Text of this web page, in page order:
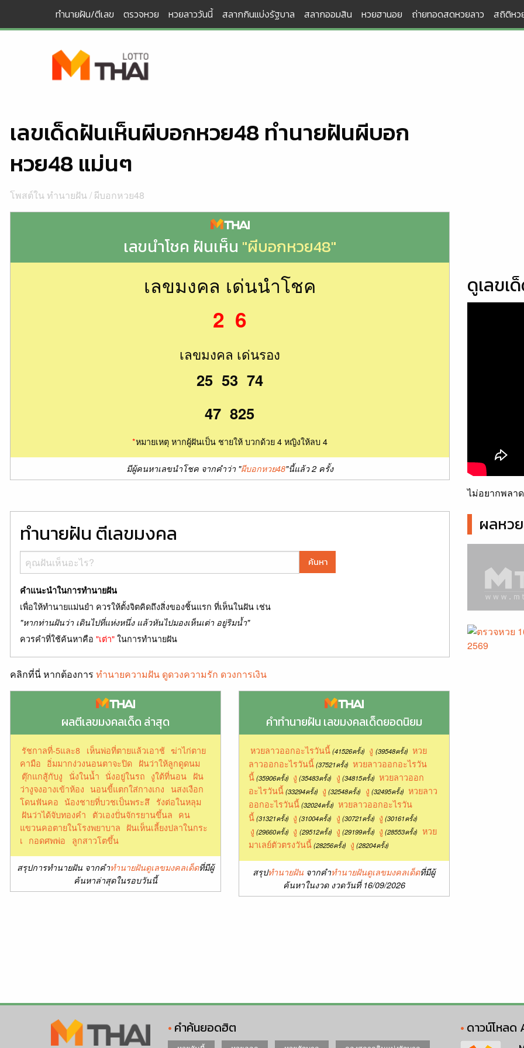
content
ทำนายฝัน/ตีเลข ตรวจหวย หวยลาววันนี้ สลากกินแบ่งรัฐบาล สลากออมสิน หวยฮานอย ถ่ายทอดสดหวยลาว สถิติหว
เลขเด็ดฝันเห็นผีบอกหวย48 ทำนายฝันผีบอก
หวย48 แม่นๆ
โพสต์ใน ทำนายฝัน/ ผีบอกหวย48
เลขนำโชค ฝันเห็น "ผีบอกหวย48"
เลขมงคล เด่นนำโชค
2 6
เลขมงคล เด่นรอง
25 53 74
47 825
*หมายเหตุ หากผู้ฝันเป็น ชายให้ บวกด้วย 4 หญิงให้ลบ 4
มีผู้คนหาเลขนำโชค จากคำว่า "ผีบอกหวย48"นี้แล้ว 2 ครั้ง
ทำนายฝัน ตีเลขมงคล
ค้นหา
คำแนะนำในการทำนายฝัน
เพื่อให้ทำนายแม่นยำ ควรให้ตั้งจิตคิดถึงสิ่งของชิ้นแรก ที่เห็นในฝัน เช่น
"หากท่านฝันว่า เดินไปที่แห่งหนึ่ง แล้วหันไปมองเห็นเต่า อยู่ริมน้ำ"
ควรคำที่ใช้ค้นหาคือ "เต่า"ในการทำนายฝัน
คลิกที่นี่ หากต้องการ ทำนายความฝัน ดูดวงความรัก ดวงการเงิน
ผลตีเลขมงคลเด็ด ล่าสุด
รัชกาลที่-5และ8 เห็นพ่อที่ตายแล้วเอาช้ ฆ่าไก่ตาย
คามือ อิ่มมากง่วงนอนตาจะปิด ฝันว่าให้ลูกดูดนม
ตุ๊กแกสู้กับงู
นั่งในน้ำ นั่งอยู่ในรถ งูใต้ที่นอน ฝัน
ว่างูจงอางเข้าห้อง นอนขี้แตกใส่กางเกง
นสงเงือก
โดนฟันคอ น้องชายที่บวชเป็นพระสึ รังต่อในหลุม
ฝันว่าได้จับทองคำ
ตัวเองปั่นจักรยานขึ้นล คน
แขวนคอตายในโรงพยาบาล ฝันเห็นเลี้ยงปลาในกระ
เ กอดศพพ่อ ลูกสาวโตขึ้น
สรุปการทำนายฝัน จากคำทำนายฝันดูเลขมงคลเด็ดที่มีผู้
ค้นหาล่าสุดในรอบวันนี้
คำทำนายฝัน เลขมงคลเด็ดยอดนิยม
หวยลาวออกอะไรวันนี้ (41526ครั้ง) งู (39548ครั้ง) หวย
ลาวออกอะไรวันนี้(37521ครั้ง) หวยลาวออกอะไรวัน
นี้(35906ครั้ง) งู (35483ครั้ง) งู (34815ครั้ง) หวยลาวออก
อะไรวันนี้(33294ครั้ง) งู (32548ครั้ง) งู (32495ครั้ง) หวยลาว
ออกอะไรวันนี้(32024ครั้ง) หวยลาวออกอะไรวัน
นี้(31321ครั้ง) งู (31004ครั้ง) งู (30721ครั้ง) งู (30161ครั้ง)
งู (29660ครั้ง) งู (29512ครั้ง) งู (29199ครั้ง) งู (28553ครั้ง) หวย
มาเลย์ตัวตรงวันนี้(28256ครั้ง) งู (28204ครั้ง)
สรุปทำนายฝัน จากคำทำนายฝันดูเลขมงคลเด็ดที่มีผู้
ค้นหาในงวด งวดวันที่ 16/09/2026
ดูเลขเ
ไม่อยากพลา
ผลหว
คำค้นยอดฮิต ดาวน์โหลด